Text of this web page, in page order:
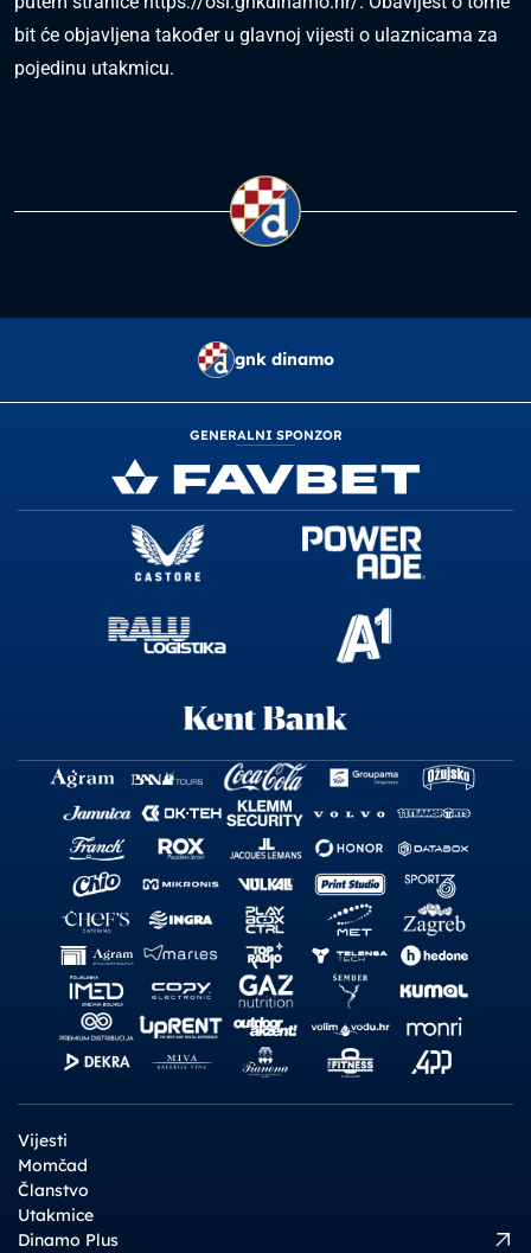
bit će objavljena također u glavnoj vijesti o ulaznicama za
pojedinu utakmicu.
gnk dinamo
GENERALNI SPONZOR
Vijesti
Momčad
Članstvo
Utakmice
Dinamo Plus